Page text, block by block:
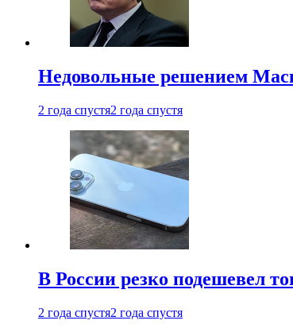
Недовольные решением
2 года спустя2 года спустя
В России резко подешевел
2 года спустя2 года спустя